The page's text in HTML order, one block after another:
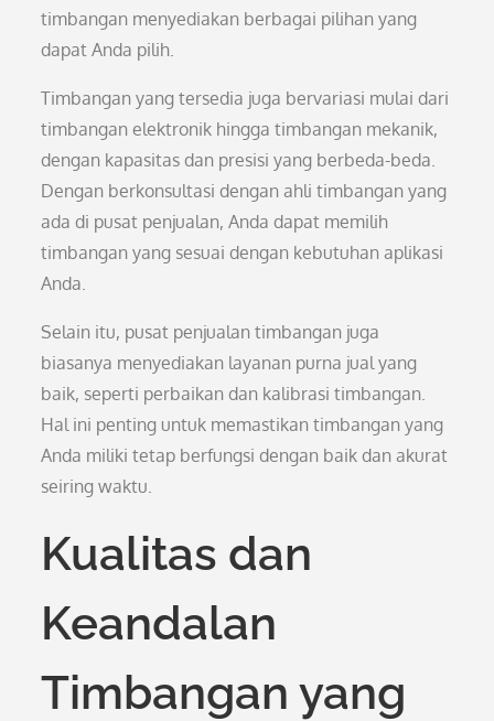
timbangan menyediakan berbagai pilihan yang
dapat Anda pilih.
Timbangan yang tersedia juga bervariasi mulai dari
timbangan elektronik hingga timbangan mekanik,
dengan kapasitas dan presisi yang berbeda-beda.
Dengan berkonsultasi dengan ahli timbangan yang
ada di pusat penjualan, Anda dapat memilih
timbangan yang sesuai dengan kebutuhan aplikasi
Anda.
Selain itu, pusat penjualan timbangan juga
biasanya menyediakan layanan purna jual yang
baik, seperti perbaikan dan kalibrasi timbangan.
Hal ini penting untuk memastikan timbangan yang
Anda miliki tetap berfungsi dengan baik dan akurat
seiring waktu.
Kualitas dan
Keandalan
Timbangan yang